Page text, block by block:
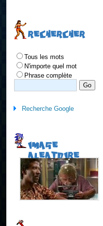
RECHERCHER
Tous les mots
N'importe quel mot
Phrase complète
Recherche Google
IMAGE
ALEATOIRE